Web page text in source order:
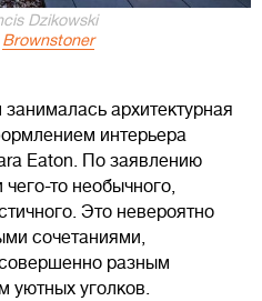
Dzikowski
Brownstoner
архитектурная
интерьера
Eaton. По заявлению
то необычного,
Это невероятно
сочетаниями,
разным
уютных уголков.